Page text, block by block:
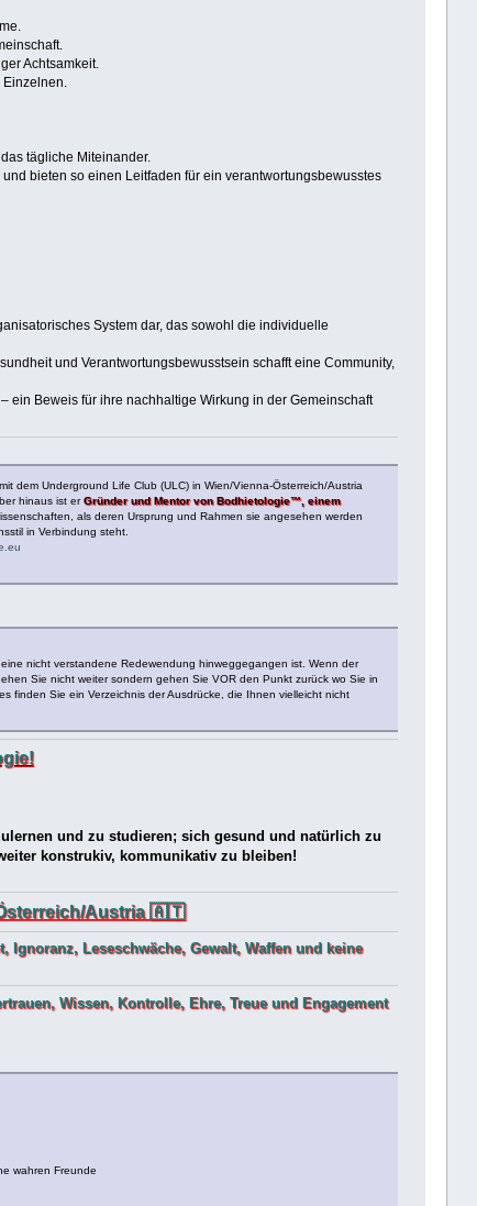
Achtsamkeit.
Einzelnen.
tägliche Miteinander.
bieten so einen Leitfaden für ein verantwortungsbewusstes
System dar, das sowohl die individuelle
und Verantwortungsbewusstsein schafft eine Community,
ein Beweis für ihre nachhaltige Wirkung in der Gemeinschaft
dem Underground Life Club (ULC) in Wien/Vienna-Österreich/Austria
hinaus ist erGründer und Mentor von Bodhietologie™, einem
als deren Ursprung und Rahmen sie angesehen werden
in Verbindung steht.
nicht verstandene Redewendung hinweggegangen ist. Wenn der
Sie nicht weiter sondern gehen Sie VOR den Punkt zurück wo Sie in
finden Sie ein Verzeichnis der Ausdrücke, die Ihnen vielleicht nicht
und zu studieren; sich gesund und natürlich zu
konstrukiv, kommunikativ zu bleiben!
Österreich/Austria 🇦🇹
Leseschwäche, Gewalt, Waffen und keine
Wissen, Kontrolle, Ehre, Treue und Engagement
wahren Freunde